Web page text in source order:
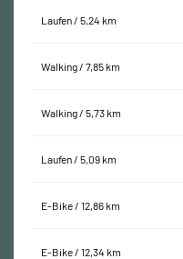
Laufen / 5,24 km
Walking / 7,85 km
Walking / 5,73 km
Laufen / 5,09 km
E-Bike / 12,86 km
E-Bike / 12,34 km